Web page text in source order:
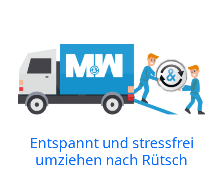
Entspannt und stressfrei
umziehen nach Rütsch